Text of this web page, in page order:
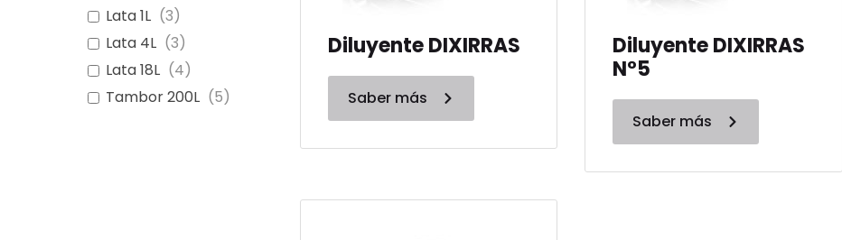
Lata 1L (3)
Lata 4L (3)
Lata 18L (4)
Tambor 200L (5)
Diluyente DIXIRRAS
Saber más
Diluyente DIXIRRAS
N°5
Saber más